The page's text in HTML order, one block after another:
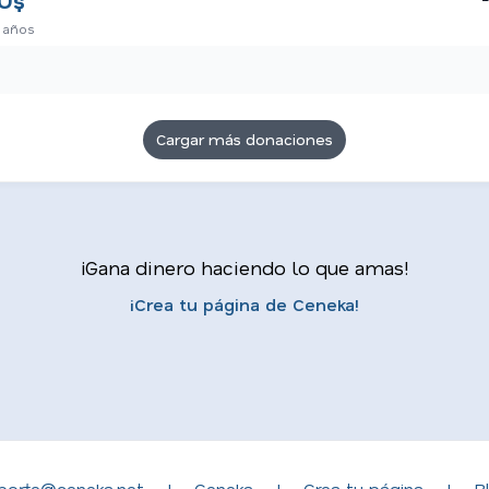
Cargar más donaciones
¡Gana dinero haciendo lo que amas!
¡Crea tu página de Ceneka!